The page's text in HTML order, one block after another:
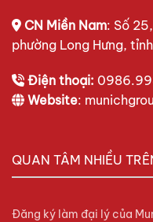
CN Miền Nam: Số
phường Long Hưng,
Điện thoại:
Website:
QUAN TÂM NHIỀU
Đăng ký làm đại lý của